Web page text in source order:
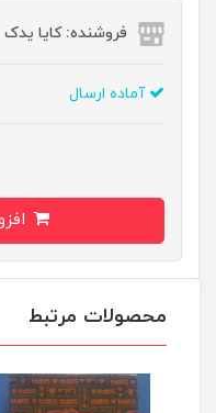
فروشنده: کایا یدک
آماده ارسال
محصولات مرتبط